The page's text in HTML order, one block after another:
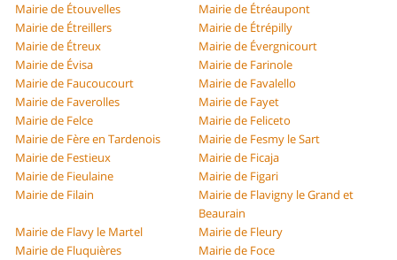
Mairie de Étouvelles
Mairie de Étréaupont
Mairie de Étreillers
Mairie de Étrépilly
Mairie de Étreux
Mairie de Évergnicourt
Mairie de Évisa
Mairie de Farinole
Mairie de Faucoucourt
Mairie de Favalello
Mairie de Faverolles
Mairie de Fayet
Mairie de Felce
Mairie de Feliceto
Mairie de Fère en Tardenois
Mairie de Fesmy le Sart
Mairie de Festieux
Mairie de Ficaja
Mairie de Fieulaine
Mairie de Figari
Mairie de Filain
Mairie de Flavigny le Grand et
Beaurain
Mairie de Flavy le Martel
Mairie de Fleury
Mairie de Fluquières
Mairie de Foce